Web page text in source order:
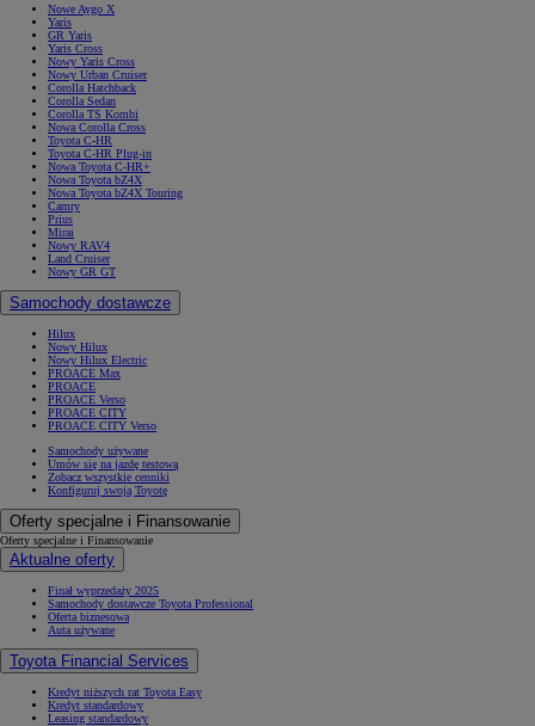
Nowe Aygo X
Yaris
GR Yaris
Yaris Cross
Nowy Yaris Cross
Nowy Urban Cruiser
Corolla Hatchback
Corolla Sedan
Corolla TS Kombi
Nowa Corolla Cross
Toyota C-HR
Toyota C-HR Plug-in
Nowa Toyota C-HR+
Nowa Toyota bZ4X
Nowa Toyota bZ4X Touring
Camry
Prius
Mirai
Nowy RAV4
Land Cruiser
Nowy GR GT
Samochody dostawcze
Hilux
Nowy Hilux
Nowy Hilux Electric
PROACE Max
PROACE
PROACE Verso
PROACE CITY
PROACE CITY Verso
Samochody używane
Umów się na jazdę testową
Zobacz wszystkie cenniki
Konfiguruj swoją Toyotę
Oferty specjalne i Finansowanie
Oferty specjalne i Finansowanie
Aktualne oferty
Finał wyprzedaży 2025
Samochody dostawcze Toyota Professional
Oferta biznesowa
Auta używane
Toyota Financial Services
Kredyt niższych rat Toyota Easy
Kredyt standardowy
Leasing standardowy